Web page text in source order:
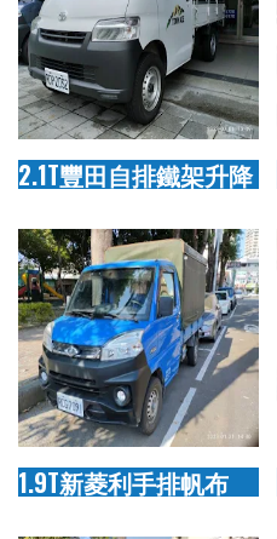
2.1T豐田自排鐵架升降
1.9T新菱利手排帆布